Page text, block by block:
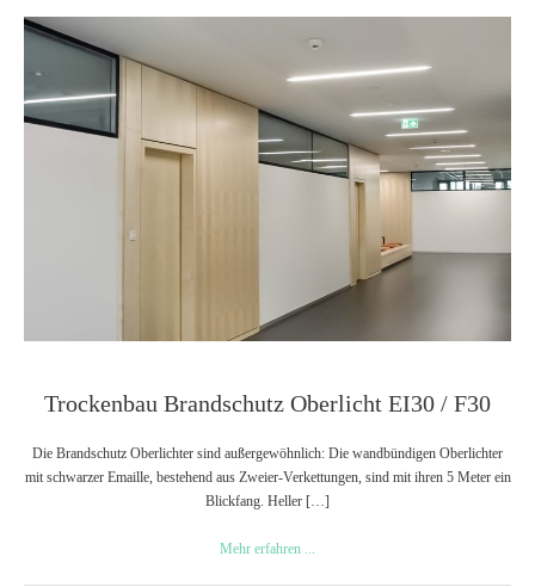
Trockenbau
Brandschutz
Oberlicht
EI30
/
Trockenbau Brandschutz Oberlicht EI30 / F30
Die Brandschutz Oberlichter sind außergewöhnlich: Die wandbündigen Oberlichter
mit schwarzer Emaille, bestehend aus Zweier-Verkettungen, sind mit ihren 5 Meter ein
Blickfang. Heller […]
Mehr erfahren ...